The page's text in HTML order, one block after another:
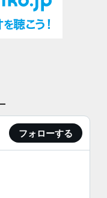
フォローする